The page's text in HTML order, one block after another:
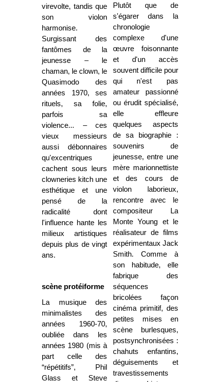
virevolte, tandis que
son violon
harmonise.
Surgissant des
fantômes de la
jeunesse – le
chaman, le clown, le
Quasimodo des
années 1970, ses
rituels, sa folie,
parfois sa
violence... – ces
vieux messieurs
aussi débonnaires
qu'excentriques
cachent sous leurs
clowneries kitch une
esthétique et une
pensé de la
radicalité dont
l'influence hante les
milieux artistiques
depuis plus de vingt
ans.
scène protéiforme
La musique des
minimalistes des
années 1960-70,
oubliée dans les
années 1980 (mis à
part celle des
“répétitifs”, Phil
Glass et Steve
Plutôt que de
s'égarer dans la
chronologie
complexe d'une
œuvre foisonnante
et d'un accès
souvent difficile pour
qui n'est pas
amateur passionné
ou érudit spécialisé,
elle effleure
quelques aspects
de sa biographie :
souvenirs de
jeunesse, entre une
mère marionnettiste
et des cours de
violon laborieux,
rencontre avec le
compositeur La
Monte Young et le
réalisateur de films
expérimentaux Jack
Smith. Comme à
son habitude, elle
fabrique des
séquences
bricolées façon
cinéma primitif, des
petites mises en
scène burlesques,
postsynchronisées :
chahuts enfantins,
déguisements et
travestissements